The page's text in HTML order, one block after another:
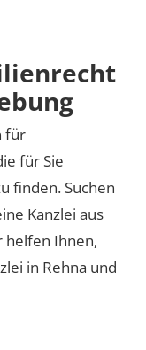
für
für Sie
finden. Suchen
Kanzlei aus
helfen Ihnen,
in Rehna und